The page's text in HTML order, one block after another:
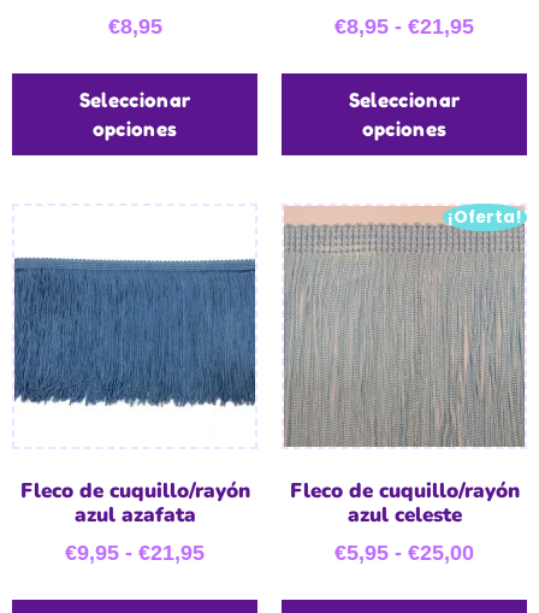
€8,95
Seleccionar
opciones
€8,95 - €21,95
Seleccionar
opciones
Fleco de cuquillo/rayón
azul azafata
€9,95 - €21,95
¡Oferta!
Fleco de cuquillo/rayón
azul celeste
€5,95 - €25,00